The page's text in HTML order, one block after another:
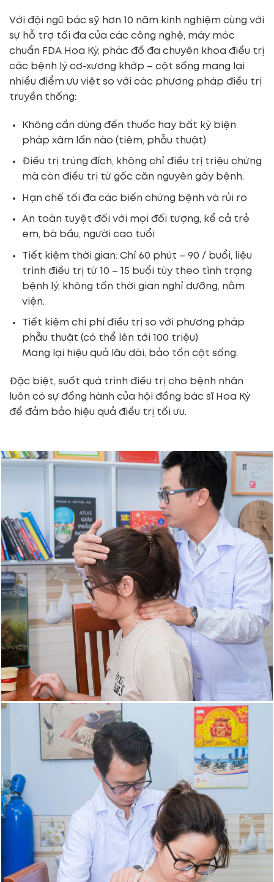
Với đội ngũ bác sỹ hơn 10 năm kinh nghiệm cùng với
sự hỗ trợ tối đa của các công nghệ, máy móc
chuẩn FDA Hoa Kỳ, phác đồ đa chuyên khoa điều trị
các bệnh lý cơ-xương khớp – cột sống mang lại
nhiều điểm ưu việt so với các phương pháp điều trị
truyền thống:
Không cần dùng đến thuốc hay bất kỳ biện
pháp xâm lấn nào (tiêm, phẫu thuật)
Điều trị trúng đích, không chỉ điều trị triệu chứng
mà còn điều trị từ gốc căn nguyên gây bệnh.
Hạn chế tối đa các biến chứng bệnh và rủi ro
An toàn tuyệt đối với mọi đối tượng, kể cả trẻ
em, bà bầu, người cao tuổi
Tiết kiệm thời gian: Chỉ 60 phút – 90 / buổi, liệu
trình điều trị từ 10 – 15 buổi tùy theo tình trạng
bệnh lý, không tốn thời gian nghỉ dưỡng, nằm
viện.
Tiết kiệm chi phí điều trị so với phương pháp
phẫu thuật (có thể lên tới 100 triệu)
Mang lại hiệu quả lâu dài, bảo tồn cột sống.
Đặc biệt, suốt quá trình điều trị cho bệnh nhân
luôn có sự đồng hành của hội đồng bác sĩ Hoa Kỳ
để đảm bảo hiệu quả điều trị tối ưu.